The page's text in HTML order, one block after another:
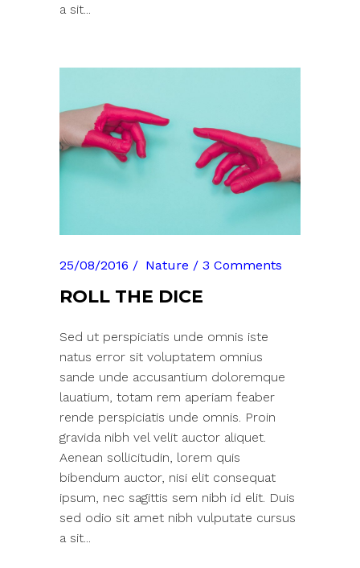
a sit...
25/08/2016 Nature 3 Comments
ROLL THE DICE
Sed ut perspiciatis unde omnis iste
natus error sit voluptatem omnius
sande unde accusantium doloremque
lauatium, totam rem aperiam feaber
rende perspiciatis unde omnis. Proin
gravida nibh vel velit auctor aliquet.
Aenean sollicitudin, lorem quis
bibendum auctor, nisi elit consequat
ipsum, nec sagittis sem nibh id elit. Duis
sed odio sit amet nibh vulputate cursus
a sit...